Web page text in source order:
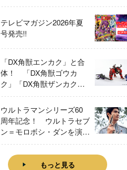
テレビマガジン2026年夏
号発売!!
「DX角獣エンカク」と合
体！ 「DX角獣ゴウカ
ク」「DX角獣ザンカク」
をレビュー！
ウルトラマンシリーズ60
周年記念！ ウルトラセブ
ン＝モロボシ・ダンを演じ
た森次晃嗣氏特別インタビ
ュー
もっと見る